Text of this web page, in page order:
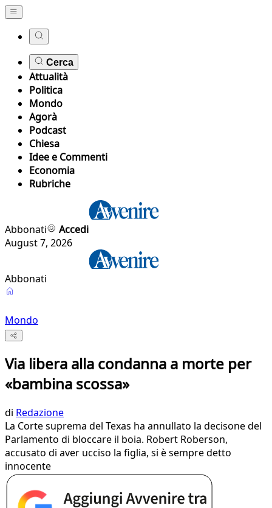
Cerca
Attualità
Politica
Mondo
Agorà
Podcast
Chiesa
Idee e Commenti
Economia
Rubriche
Abbonati
Accedi
August 7, 2026
Abbonati
Mondo
Via libera alla condanna a morte per
«bambina scossa»
di Redazione
La Corte suprema del Texas ha annullato la decisone del
Parlamento di bloccare il boia. Robert Roberson,
accusato di aver ucciso la figlia, si è sempre detto
innocente